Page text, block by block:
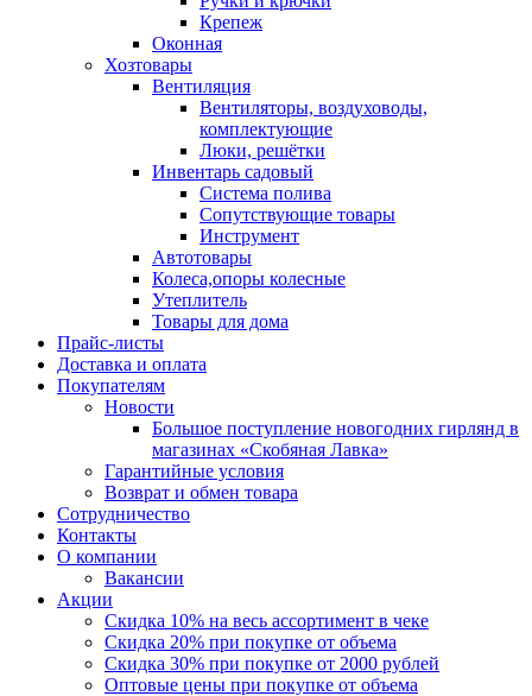
Крепеж
Оконная
Хозтовары
Вентиляция
Вентиляторы, воздуховоды,
комплектующие
Люки, решётки
Инвентарь садовый
Система полива
Сопутствующие товары
Инструмент
Автотовары
Колеса,опоры колесные
Утеплитель
Товары для дома
Прайс-листы
Доставка и оплата
Покупателям
Новости
Большое поступление новогодних гирлянд в
магазинах «Скобяная Лавка»
Гарантийные условия
Возврат и обмен товара
Сотрудничество
Контакты
О компании
Вакансии
Акции
Скидка 10% на весь ассортимент в чеке
Скидка 20% при покупке от объема
Скидка 30% при покупке от 2000 рублей
Оптовые цены при покупке от объема